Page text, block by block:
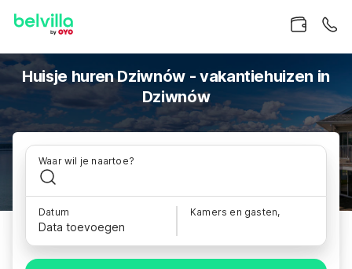
Huisje huren Dziwnów - vakantiehuizen in
Dziwnów
Waar wil je naartoe?
Datum
Data toevoegen
Kamers en gasten,